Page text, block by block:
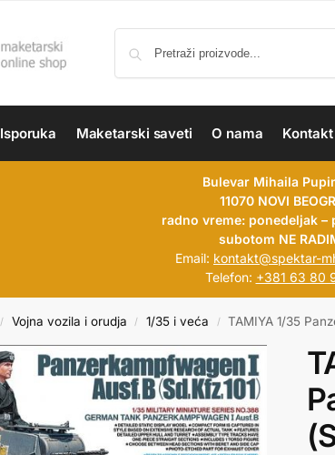
Isporuka Maketarski saveti O nama Kontakt
Bulevar Mihaila
11070 NOVI
radno vreme: ponedeljak –
subotom NE
Email: kontakt@spektar-
Telefon: +381 63 80
/ Vojna vozila i orudja / 1/35 i veća / TAMIYA 1/35